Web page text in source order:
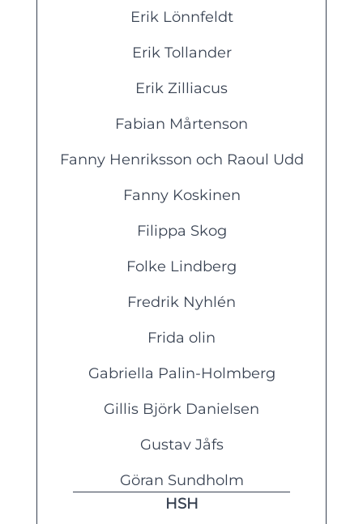
Erik Lönnfeldt
Erik Tollander
Erik Zilliacus
Fabian Mårtenson
Fanny Henriksson och Raoul Udd
Fanny Koskinen
Filippa Skog
Folke Lindberg
Fredrik Nyhlén
Frida olin
Gabriella Palin-Holmberg
Gillis Björk Danielsen
Gustav Jåfs
Göran Sundholm
HSH